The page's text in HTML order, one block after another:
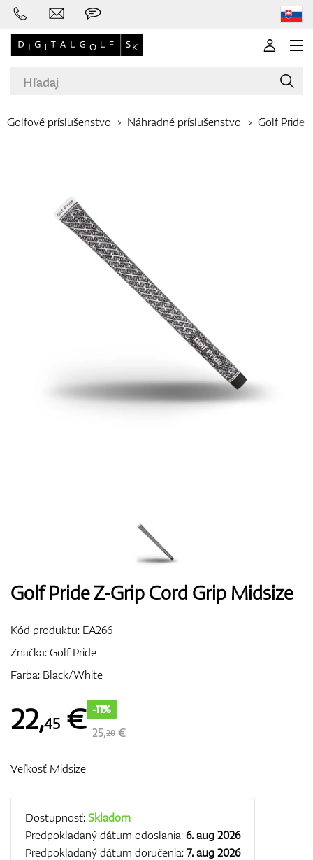
Oblečenie
Bagy
Darčekové poukážky
Golfové príslušenstvo Náhradné príslušenstvo Golf Pride
Golf Pride Z-Grip Cord Grip Midsize
Kód produktu: EA266
Značka:Golf Pride
Farba: Black/White
22,45 € -11%
25,20€
Veľkosť Midsize
Dostupnosť:Skladom
Predpokladaný dátum odoslania:6. aug 2026
Predpokladaný dátum doručenia:7. aug 2026